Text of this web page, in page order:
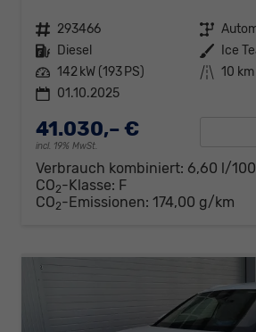
Fahrzeugnr. 293466 Getriebe
Kraftstoff Diesel Außenfarbe Ice
Leistung 142 kW (193 PS) Kilometerstand 10 km
01.10.2025
41.030,– €
incl. 19% MwSt.
Verbrauch kombiniert: 6,60 l/
CO2-Klasse: F
CO2-Emissionen: 174,00 g/km